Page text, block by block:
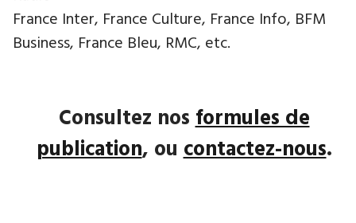
France Inter, France Culture, France Info, BFM
Business, France Bleu, RMC, etc.
Consultez nosformules de
publication, oucontactez-nous.